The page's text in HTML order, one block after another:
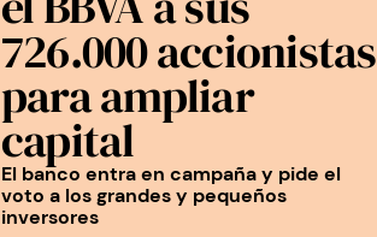
726.000 accionistas
para ampliar
capital
El banco entra en campaña y pide el
voto a los grandes y pequeños
inversores